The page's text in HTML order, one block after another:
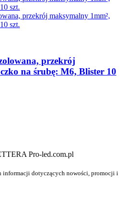
przekrój
na śrubę: M6, Blister 10
Pro-led.com.pl
informacji dotyczących nowości, promocji i